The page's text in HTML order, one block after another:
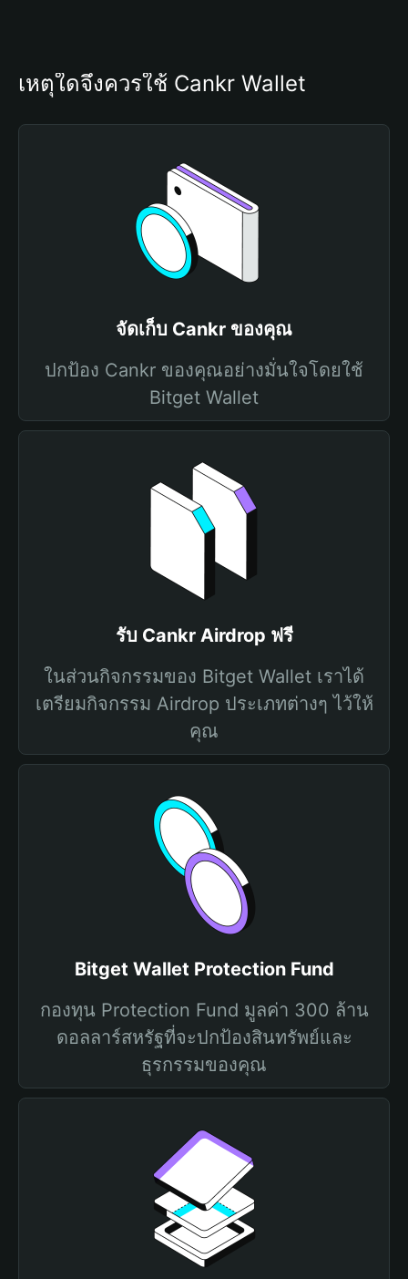
เหตุใดจึงควรใช้ Cankr Wallet
จัดเก็บ Cankr ของคุณ
ปกป้อง Cankr ของคุณอย่างมั่นใจโดยใช้
Bitget Wallet
รับ Cankr Airdrop ฟรี
ในส่วนกิจกรรมของ Bitget Wallet เราได้
เตรียมกิจกรรม Airdrop ประเภทต่างๆ ไว้ให้
คุณ
Bitget Wallet Protection Fund
กองทุน Protection Fund มูลค่า 300 ล้าน
ดอลลาร์สหรัฐที่จะปกป้องสินทรัพย์และ
ธุรกรรมของคุณ